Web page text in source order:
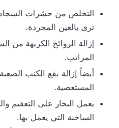
التخلص من حشرات السجاد
ترى بالعين المجردة.
إزالة الروائح الكريهة من
المراتب.
أيضاً إزالة بقع الكنب
المستعصية.
يعمل البخار على التعقيم
الساخنة التي يعمل بها.